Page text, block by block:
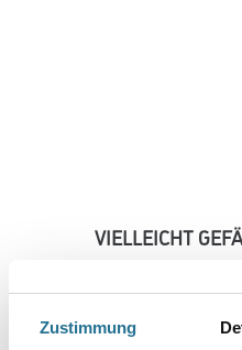
Zustimmung
VIELLEICHT